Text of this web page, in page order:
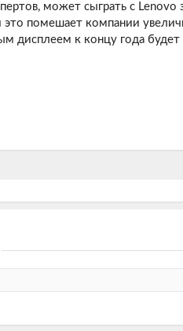
может сыграть с Lenovo
помешает компании
дисплеем к концу года будет